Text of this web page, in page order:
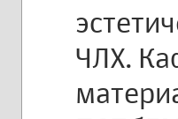
ЧЛХ.